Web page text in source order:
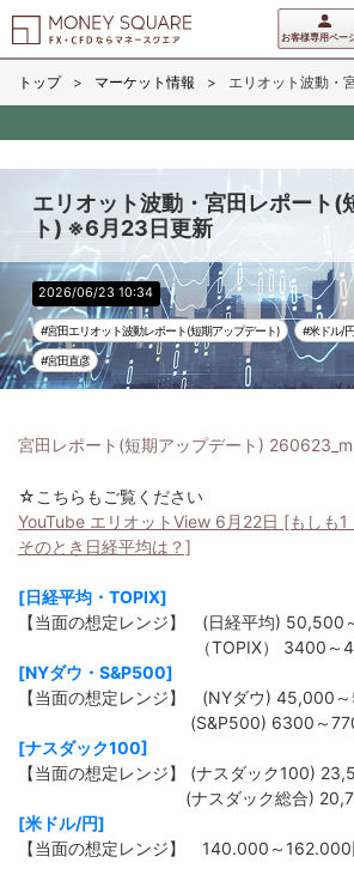
お客様専用ペー
トップ マーケット情報 エリオット波動・
エリオット波動・宮田レポート(
ト) ※6月23日更新
2026/06/23 10:34
#宮田エリオット波動レポート(短期アップデート) #米ドル/円
#宮田直彦
宮田レポート(短期アップデート)
☆こちらもご覧ください
YouTube エリオットView 6月22日 [もしも1
そのとき日経平均は？]
[日経平均・TOPIX]
【当面の想定レンジ】 (日経平均) 50,500
（TOPIX） 3400～
[NYダウ・S&P500]
【当面の想定レンジ】 (NYダウ) 45,000
(S&P500) 6300～
[ナスダック100]
【当面の想定レンジ】 (ナスダック100)
(ナスダック総合) 20,700
[米ドル/円]
【当面の想定レンジ】 140.000～162.000